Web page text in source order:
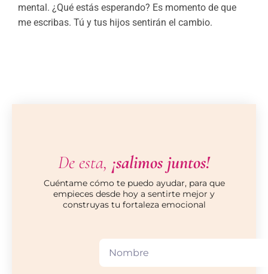
mental. ¿Qué estás esperando? Es momento de que
me escribas. Tú y tus hijos sentirán el cambio.
De esta, ¡salimos juntos!
Cuéntame cómo te puedo ayudar, para que
empieces desde hoy a sentirte mejor y
construyas tu fortaleza emocional